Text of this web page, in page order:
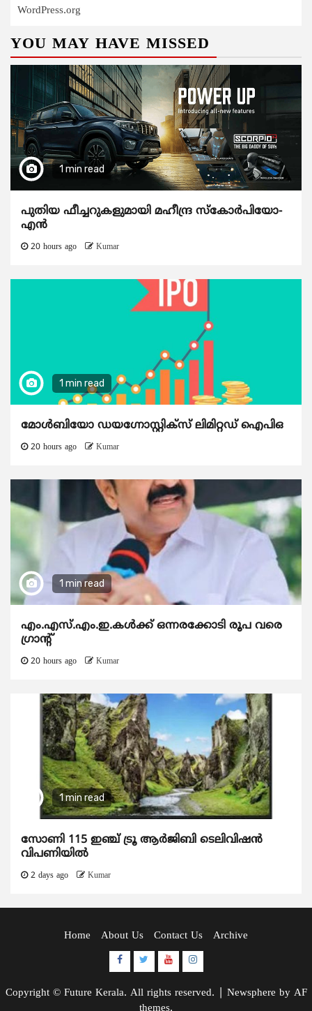
WordPress.org
YOU MAY HAVE MISSED
1 min read
പുതിയ ഫീച്ചറുകളുമായി മഹീന്ദ്ര സ്കോർപിയോ-
എൻ
20 hours ago Kumar
1 min read
മോൾബിയോ ഡയഗ്നോസ്റ്റിക്സ് ലിമിറ്റഡ് ഐപിഒ
20 hours ago Kumar
1 min read
എം.എസ്.എം.ഇ.കൾക്ക് ഒന്നരക്കോടി രൂപ വരെ
ഗ്രാന്റ്
20 hours ago Kumar
1 min read
സോണി 115 ഇഞ്ച് ട്രൂ ആർജിബി ടെലിവിഷൻ
വിപണിയിൽ
2 days ago Kumar
Home About Us Contact Us Archive
Facebook
TwitterYoutubeInstagram
Copyright © Future Kerala. All rights reserved. Newsphere by AF